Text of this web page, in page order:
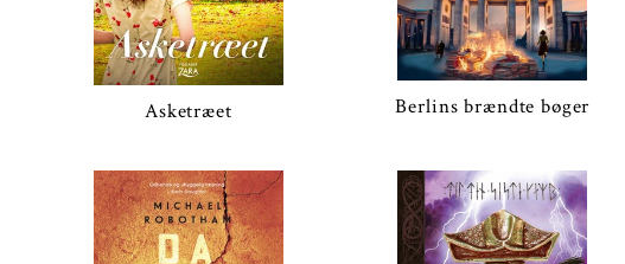
Asketræet
Berlins brændte bøger